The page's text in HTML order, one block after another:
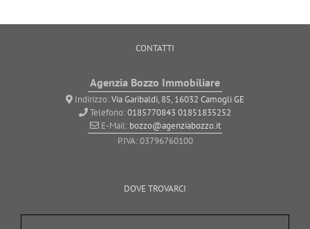
CONTATTI
Agenzia Bozzo Immobiliare
Indirizzo:Via Garibaldi, 85, 16032 Camogli GE
Telefono:0185770843 01851835252
E-Mail: bozzo@agenziabozzo.it
P.IVA: 03796760100
DOVE TROVARCI